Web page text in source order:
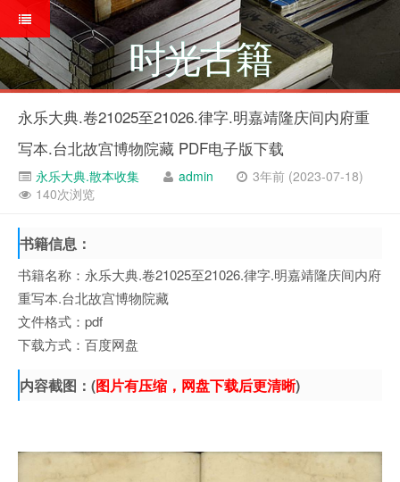
时光古籍
永乐大典.卷21025至21026.律字.明嘉靖隆庆间内府重
写本.台北故宫博物院藏 PDF电子版下载
永乐大典.散本收集 admin
3年前 (2023-07-18)
140次浏览
书籍信息：
书籍名称：永乐大典.卷21025至21026.律字.明嘉靖隆庆间内府
重写本.台北故宫博物院藏
文件格式：pdf
下载方式：百度网盘
内容截图：(图片有压缩，网盘下载后更清晰)